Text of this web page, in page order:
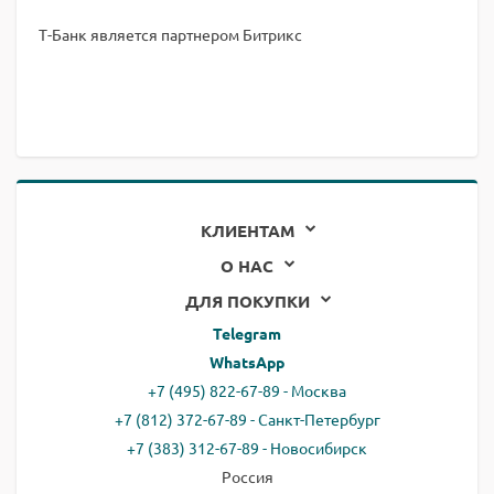
Т-Банк является партнером Битрикс
КЛИЕНТАМ
О НАС
ДЛЯ ПОКУПКИ
Telegram
WhatsApp
+7 (495) 822-67-89 - Москва
+7 (812) 372-67-89 - Санкт-Петербург
+7 (383) 312-67-89 - Новосибирск
Россия